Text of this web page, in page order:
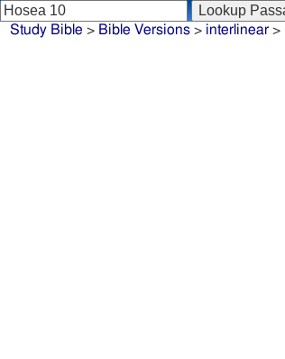
Study Bible > Bible Versions> interlinear>